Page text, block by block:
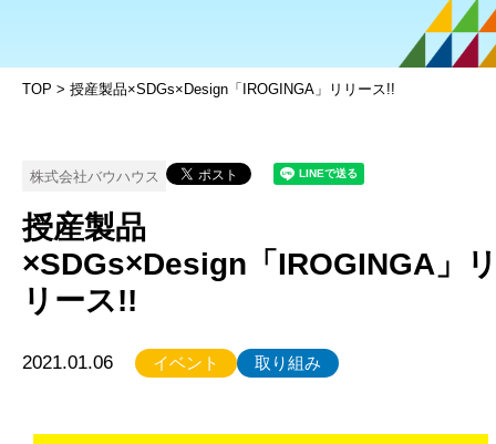
TOP > 授産製品×SDGs×Design「IROGINGA」リリース!!
株式会社バウハウス
授産製品
×SDGs×Design「IROGINGA」
リース!!
2021.01.06 イベント 取り組み